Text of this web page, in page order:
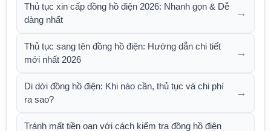
Thủ tục xin cấp đồng hồ điện 2026: Nhanh gọn & Dễ
dàng nhất
→
Thủ tục sang tên đồng hồ điện: Hướng dẫn chi tiết
mới nhất 2026
→
Di dời đồng hồ điện: Khi nào cần, thủ tục và chi phí
ra sao?
→
Tránh mất tiền oan với cách kiểm tra đồng hồ điện